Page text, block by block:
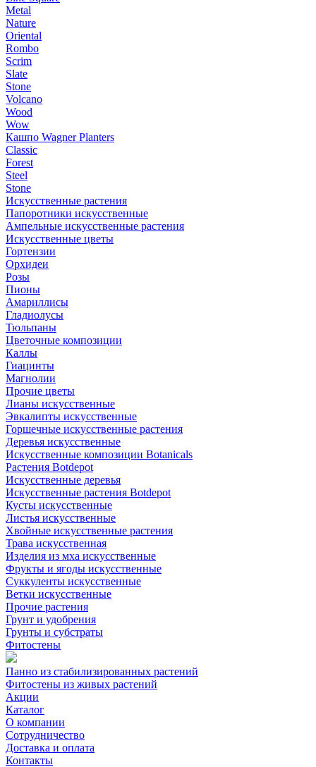
Metal
Nature
Oriental
Rombo
Scrim
Slate
Stone
Volcano
Wood
Wow
Кашпо Wagner Planters
Classic
Forest
Steel
Stone
Искусственные растения
Папоротники искусственные
Ампельные искусственные растения
Искусственные цветы
Гортензии
Орхидеи
Розы
Пионы
Амариллисы
Гладиолусы
Тюльпаны
Цветочные композиции
Каллы
Гиацинты
Магнолии
Прочие цветы
Лианы искусственные
Эвкалипты искусственные
Горшечные искусственные растения
Деревья искусственные
Искусственные композиции Botanicals
Растения Botdepot
Искусственные деревья
Искусственные растения Botdepot
Кусты искусственные
Листья искусственные
Хвойные искусственные растения
Трава искусственная
Изделия из мха искусственные
Фрукты и ягоды искусственные
Суккуленты искусственные
Ветки искусственные
Прочие растения
Грунт и удобрения
Грунты и субстраты
Фитостены
Панно из стабилизированных растений
Фитостены из живых растений
Акции
Каталог
О компании
Сотрудничество
Доставка и оплата
Контакты